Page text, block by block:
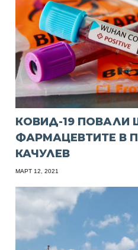
КОВИД-19 ПОВАЛИ
ФАРМАЦЕВТИТЕ В
КАЧУЛЕВ
МАРТ 12, 2021